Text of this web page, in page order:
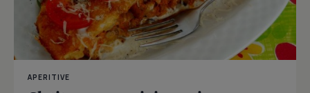
APERITIVE